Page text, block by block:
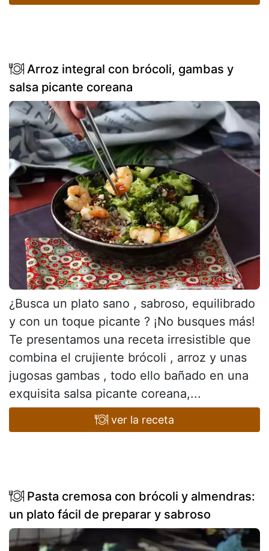
Arroz integral con brócoli, gambas y
salsa picante coreana
¿Busca un plato sano , sabroso, equilibrado
y con un toque picante ? ¡No busques más!
Te presentamos una receta irresistible que
combina el crujiente brócoli , arroz y unas
jugosas gambas , todo ello bañado en una
exquisita salsa picante coreana,...
ver la receta
Pasta cremosa con brócoli y almendras:
un plato fácil de preparar y sabroso